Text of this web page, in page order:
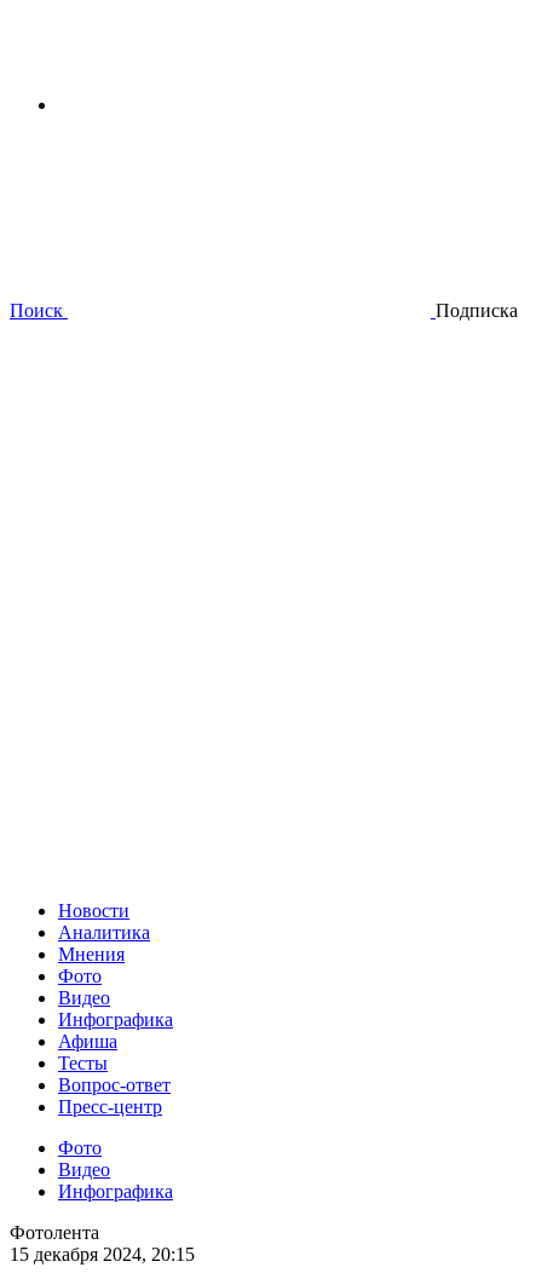
Поиск Подписка
Новости
Аналитика
Мнения
Фото
Видео
Инфографика
Афиша
Тесты
Вопрос-ответ
Пресс-центр
Фото
Видео
Инфографика
Фотолента
15 декабря 2024, 20:15